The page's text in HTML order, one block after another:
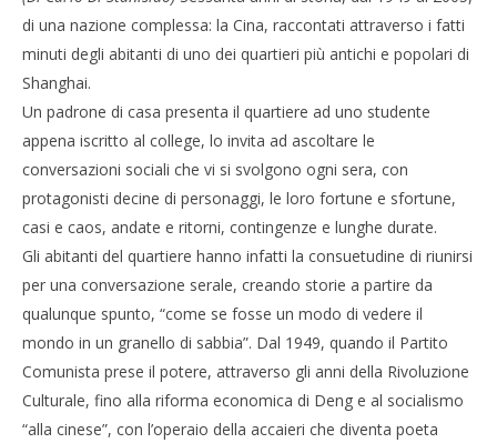
di una nazione complessa: la Cina, raccontati attraverso i fatti
minuti degli abitanti di uno dei quartieri più antichi e popolari di
Shanghai.
Un padrone di casa presenta il quartiere ad uno studente
appena iscritto al college, lo invita ad ascoltare le
conversazioni sociali che vi si svolgono ogni sera, con
protagonisti decine di personaggi, le loro fortune e sfortune,
casi e caos, andate e ritorni, contingenze e lunghe durate.
Gli abitanti del quartiere hanno infatti la consuetudine di riunirsi
per una conversazione serale, creando storie a partire da
qualunque spunto, “come se fosse un modo di vedere il
mondo in un granello di sabbia”. Dal 1949, quando il Partito
Comunista prese il potere, attraverso gli anni della Rivoluzione
Culturale, fino alla riforma economica di Deng e al socialismo
“alla cinese”, con l’operaio della accaieri che diventa poeta